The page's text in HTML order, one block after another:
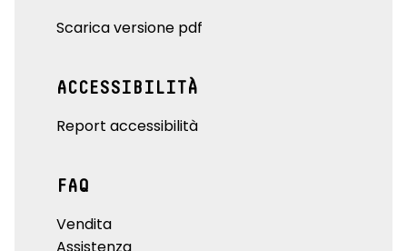
Scarica versione pdf
ACCESSIBILITÀ
Report accessibilità
FAQ
Vendita
Assistenza